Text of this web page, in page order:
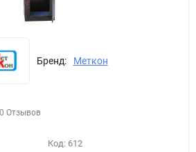
Бренд: Меткон
0 Отзывов
Код: 612